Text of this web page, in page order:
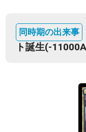
ト誕生(-